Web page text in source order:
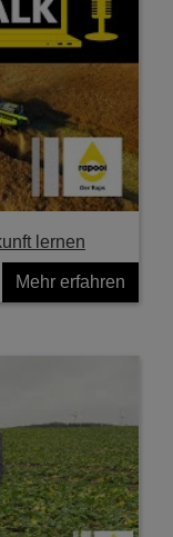
lernen
Mehr erfahren